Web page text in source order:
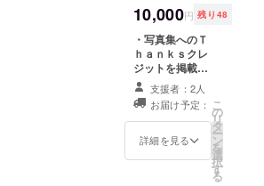
10,000円 残り48
・写真集へのＴ
ｈａｎｋｓクレ
ジットを掲載さ
せていただきま
す。 ・サイン付
き写真集をプレ
ゼントさせてい
ただきます。 ・
支援者：2人
お届け予定：
詳細を見る
こ
の
リ
タ
ー
ン
を
選
択
す
る